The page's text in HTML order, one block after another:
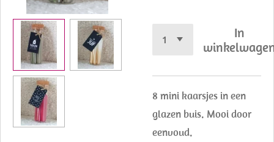
In
8 mini kaarsjes in een
glazen buis. Mooi door
eenvoud.